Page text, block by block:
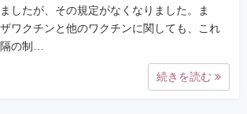
したが、その規定がなくなりました。ま
ワクチンと他のワクチンに関しても、これ
隔の制…
続きを読む